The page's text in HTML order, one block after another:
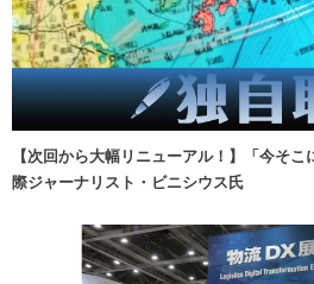
【次回から大幅リニューアル！】「今そ
際ジャーナリスト・ビニシウス氏